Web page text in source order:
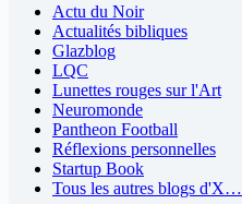
Actu du Noir
Actualités bibliques
Glazblog
LQC
Lunettes rouges sur l'Art
Neuromonde
Pantheon Football
Réflexions personnelles
Startup Book
Tous les autres blogs d'X…